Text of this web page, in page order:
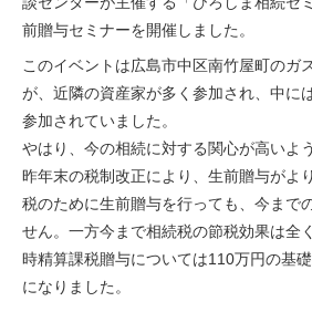
前贈与セミナーを開催しました。
このイベントは広島市中区南竹屋町のガ
が、近隣の資産家が多く参加され、中に
参加されていました。
やはり、今の相続に対する関心が高いよ
昨年末の税制改正により、生前贈与がよ
税のために生前贈与を行っても、今まで
せん。一方今まで相続税の節税効果は全
時精算課税贈与については110万円の基
になりました。